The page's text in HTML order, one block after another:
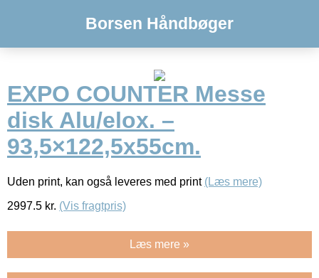
Borsen Håndbøger
EXPO COUNTER Messe
disk Alu/elox. –
93,5×122,5x55cm.
Uden print, kan også leveres med print (Læs mere)
2997.5 kr. (Vis fragtpris)
Læs mere »